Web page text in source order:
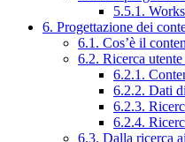
5.5.1.
6. Progettazione dei
6.1. Cos’è il
6.2. Ricerca
6.2.1.
6.2.2. Dati
6.2.3.
6.2.4.
6.3. Dalla ricerca